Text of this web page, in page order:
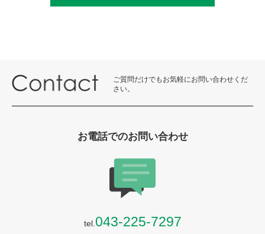
ご質問だけでもお気軽にお問い合わせくだ
さい。
お電話でのお問い合わせ
tel.043-225-7297